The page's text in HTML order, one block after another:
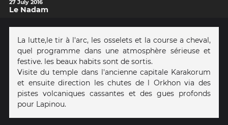
27 July 2016
Le Nadam
La lutte,le tir à l'arc, les osselets et la course a cheval,
quel programme dans une atmosphère sérieuse et
festive. les beaux habits sont de sortis.
Visite du temple dans l'ancienne capitale Karakorum
et ensuite direction les chutes de l Orkhon via des
pistes volcaniques cassantes et des gues profonds
pour Lapinou.